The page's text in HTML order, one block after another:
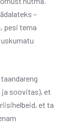
–
pesi tema
soovitas), et
et ta